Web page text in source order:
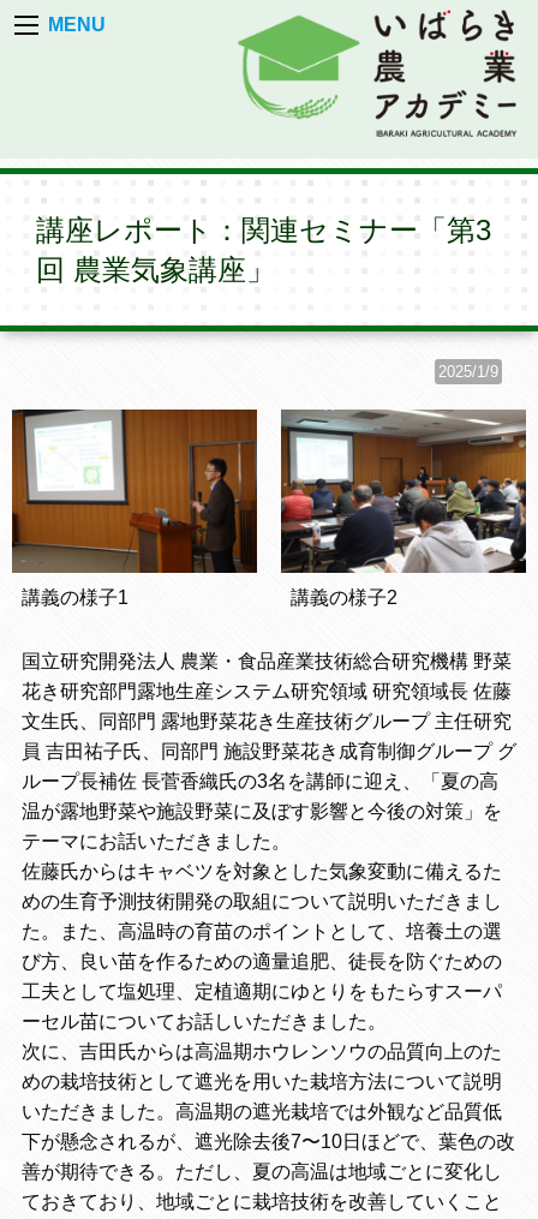
MENU
講座レポート：関連セミナー「第3
回 農業気象講座」
2025/1/9
講義の様子1 講義の様子2
国立研究開発法人 農業・食品産業技術総合研究機構 野菜
花き研究部門露地生産システム研究領域 研究領域長 佐藤
文生氏、同部門 露地野菜花き生産技術グループ 主任研究
員 吉田祐子氏、同部門 施設野菜花き成育制御グループ グ
ループ長補佐 長菅香織氏の3名を講師に迎え、「夏の高
温が露地野菜や施設野菜に及ぼす影響と今後の対策」を
テーマにお話いただきました。
佐藤氏からはキャベツを対象とした気象変動に備えるた
めの生育予測技術開発の取組について説明いただきまし
た。また、高温時の育苗のポイントとして、培養土の選
び方、良い苗を作るための適量追肥、徒長を防ぐための
工夫として塩処理、定植適期にゆとりをもたらすスーパ
ーセル苗についてお話しいただきました。
次に、吉田氏からは高温期ホウレンソウの品質向上のた
めの栽培技術として遮光を用いた栽培方法について説明
いただきました。高温期の遮光栽培では外観など品質低
下が懸念されるが、遮光除去後7〜10日ほどで、葉色の改
善が期待できる。ただし、夏の高温は地域ごとに変化し
ておきており、地域ごとに栽培技術を改善していくこと